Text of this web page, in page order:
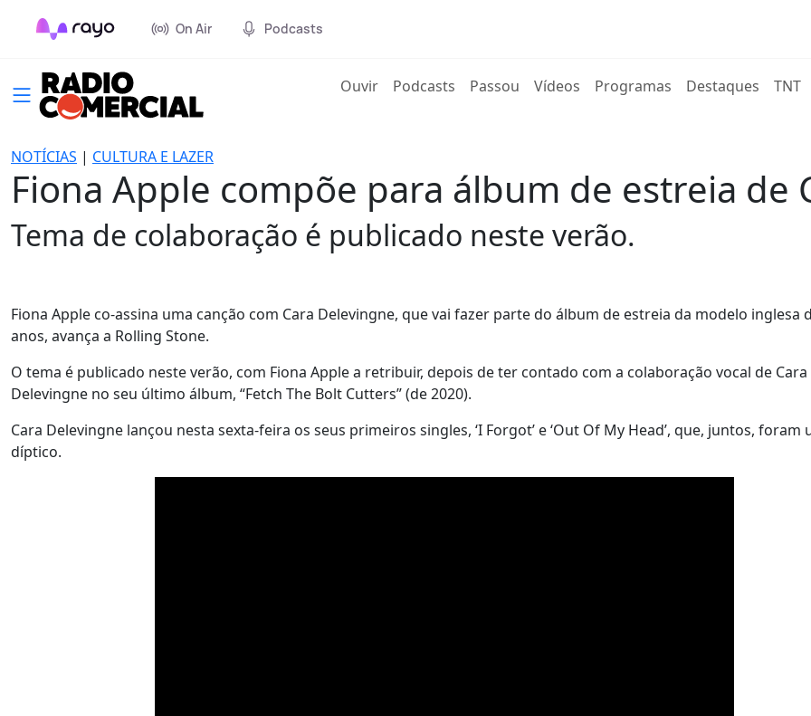
On Air Podcasts
Ouvir(current)
Podcasts Passou Vídeos Programas Destaques TNT
NOTÍCIAS | CULTURA E LAZER
Fiona Apple compõe para álbum de estreia de
Tema de colaboração é publicado neste verão.
Fiona Apple co-assina uma canção com Cara Delevingne, que vai fazer parte do álbum de estreia da modelo inglesa
anos, avança a Rolling Stone.
O tema é publicado neste verão, com Fiona Apple a retribuir, depois de ter contado com a colaboração vocal de Cara
Delevingne no seu último álbum, “Fetch The Bolt Cutters” (de 2020).
Cara Delevingne lançou nesta sexta-feira os seus primeiros singles, ‘I Forgot’ e ‘Out Of My Head’, que, juntos, foram
díptico.